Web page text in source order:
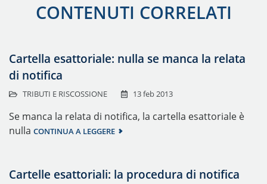
CONTENUTI CORRELATI
Cartella esattoriale: nulla se manca la relata
di notifica
TRIBUTI E RISCOSSIONE 13 feb 2013
Se manca la relata di notifica, la cartella esattoriale è
nulla CONTINUA A LEGGERE
Cartelle esattoriali: la procedura di notifica